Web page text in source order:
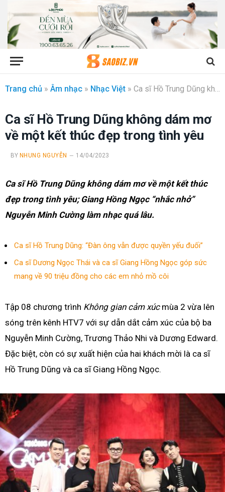
Trang chủ » Âm nhạc » Nhạc Việt » Ca sĩ Hồ Trung Dũng không dám mơ về một kết thúc đẹp trong tình yêu
Ca sĩ Hồ Trung Dũng không dám mơ
về một kết thúc đẹp trong tình yêu
BY NHUNG NGUYỄN 14/04/2023
Ca sĩ Hồ Trung Dũng không dám mơ về một kết thúc
đẹp trong tình yêu; Giang Hồng Ngọc “nhắc nhở”
Nguyễn Minh Cường làm nhạc quá lâu.
Ca sĩ Hồ Trung Dũng: “Đàn ông vẫn được quyền yếu đuối”
Ca sĩ Dương Ngọc Thái và ca sĩ Giang Hồng Ngọc góp sức
mang về 90 triệu đồng cho các em nhỏ mồ côi
Tập 08 chương trình Không gian cảm xúcmùa 2 vừa lên
sóng trên kênh HTV7 với sự dẫn dắt cảm xúc của bộ ba
Nguyễn Minh Cường, Trương Thảo Nhi và Dương Edward.
Đặc biệt, còn có sự xuất hiện của hai khách mời là ca sĩ
Hồ Trung Dũng và ca sĩ Giang Hồng Ngọc.